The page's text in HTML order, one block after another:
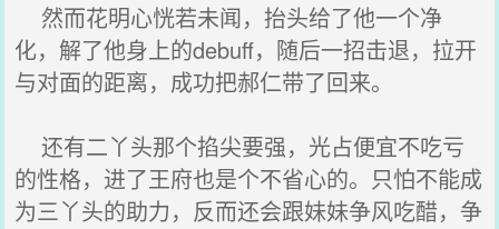
然而花明心恍若未闻，抬头给了他一个净
化，解了他身上的debuff，随后一招击退，拉开
与对面的距离，成功把郝仁带了回来。
还有二丫头那个掐尖要强，光占便宜不吃亏
的性格，进了王府也是个不省心的。只怕不能成
为三丫头的助力，反而还会跟妹妹争风吃醋，争